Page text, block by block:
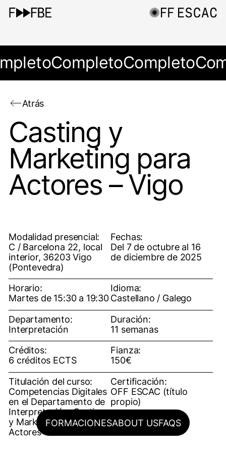
FORMACIONESABOUT USFAQS
CompletoCompleto
Atrás
Casting y
Marketing para
Actores – Vigo
Modalidad presencial:
C / Barcelona 22, local
interior, 36203 Vigo
(Pontevedra)
Fechas:
Del 7 de octubre al 16
de diciembre de 2025
Horario:
Martes de 15:30 a 19:30
Idioma:
Castellano / Galego
Departamento:
Interpretación
Duración:
11 semanas
Créditos:
6 créditos ECTS
Fianza:
150€
Titulación del curso:
Competencias Digitales
en el Departamento de
Interpretación: Casting
y Marketing para
Actores
Certificación:
OFF ESCAC (título
propio)